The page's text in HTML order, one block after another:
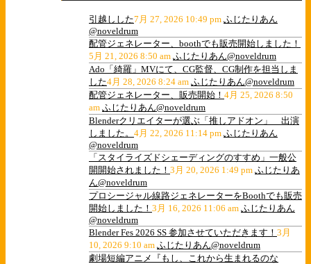
引越しした7月 27, 2026 10:49 pm ふじたりあん
@noveldrum
配管ジェネレーター、boothでも販売開始しました！
5月 21, 2026 8:50 am ふじたりあん@noveldrum
Ado「綺羅」MVにて、CG監督、CG制作を担当しま
した4月 28, 2026 8:24 am ふじたりあん@noveldrum
配管ジェネレーター、販売開始！ 4月 25, 2026 8:50
am ふじたりあん@noveldrum
Blenderクリエイターが選ぶ「推しアドオン」 出演
しました。 4月 22, 2026 11:14 pm ふじたりあん
@noveldrum
「スタイライズドシェーディングのすすめ」一般公
開開始されました！ 3月 20, 2026 1:49 pm ふじたりあ
ん@noveldrum
プロシージャル線路ジェネレーターをBoothでも販売
開始しました！ 3月 16, 2026 11:06 am ふじたりあん
@noveldrum
Blender Fes 2026 SS 参加させていただきます！ 3月
10, 2026 9:10 am ふじたりあん@noveldrum
劇場短編アニメ『もし、これから生まれるのな